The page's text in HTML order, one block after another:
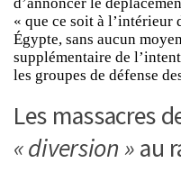
d’annoncer le
« que ce soit à l’intérieur
Égypte, sans aucun
supplémentaire de
les groupes de défense
Les massacres
« diversion » au